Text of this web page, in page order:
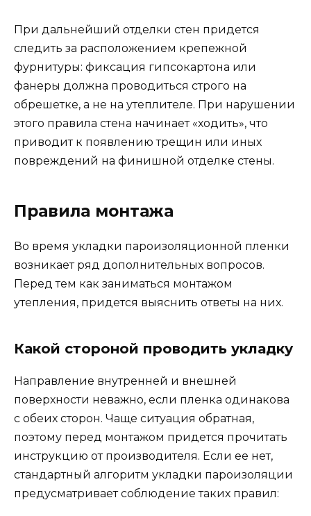
При дальнейший отделки стен придется
следить за расположением крепежной
фурнитуры: фиксация гипсокартона или
фанеры должна проводиться строго на
обрешетке, а не на утеплителе. При нарушении
этого правила стена начинает «ходить», что
приводит к появлению трещин или иных
повреждений на финишной отделке стены.
Правила монтажа
Во время укладки пароизоляционной пленки
возникает ряд дополнительных вопросов.
Перед тем как заниматься монтажом
утепления, придется выяснить ответы на них.
Какой стороной проводить укладку
Направление внутренней и внешней
поверхности неважно, если пленка одинакова
с обеих сторон. Чаще ситуация обратная,
поэтому перед монтажом придется прочитать
инструкцию от производителя. Если ее нет,
стандартный алгоритм укладки пароизоляции
предусматривает соблюдение таких правил: